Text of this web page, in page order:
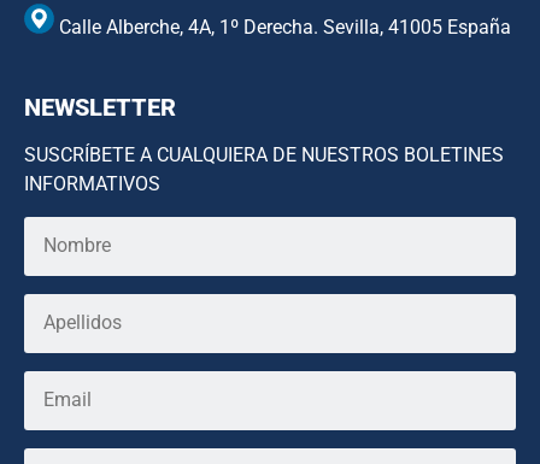
Calle Alberche, 4A, 1º Derecha. Sevilla, 41005 España
NEWSLETTER
SUSCRÍBETE A CUALQUIERA DE NUESTROS BOLETINES
INFORMATIVOS